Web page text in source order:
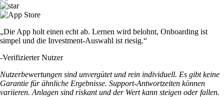
„Die App holt einen echt ab. Lernen wird belohnt, Onboarding ist
simpel und die Investment-Auswahl ist riesig.“
-Verifizierter Nutzer
Nutzerbewertungen sind unvergütet und rein individuell. Es gibt keine
Garantie für ähnliche Ergebnisse. Support-Antwortzeiten können
variieren. Anlagen sind riskant und der Wert kann steigen oder fallen.